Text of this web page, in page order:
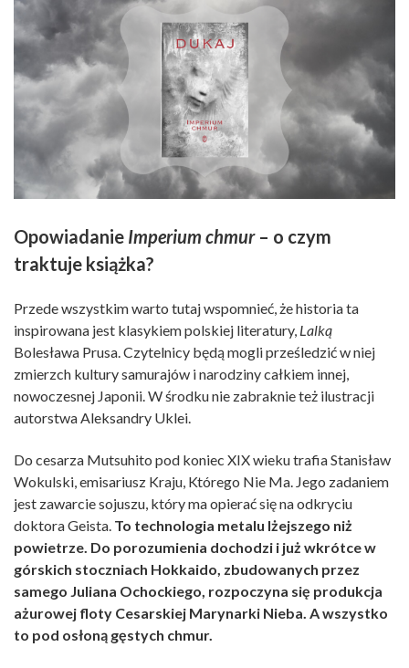
Opowiadanie Imperium chmur– o czym
traktuje książka?
Przede wszystkim warto tutaj wspomnieć, że historia ta
inspirowana jest klasykiem polskiej literatury, Lalką
Bolesława Prusa. Czytelnicy będą mogli prześledzić w niej
zmierzch kultury samurajów i narodziny całkiem innej,
nowoczesnej Japonii. W środku nie zabraknie też ilustracji
autorstwa Aleksandry Uklei.
Do cesarza Mutsuhito pod koniec XIX wieku trafia Stanisław
Wokulski, emisariusz Kraju, Którego Nie Ma. Jego zadaniem
jest zawarcie sojuszu, który ma opierać się na odkryciu
doktora Geista. To technologia metalu lżejszego niż
powietrze. Do porozumienia dochodzi i już wkrótce w
górskich stoczniach Hokkaido, zbudowanych przez
samego Juliana Ochockiego, rozpoczyna się produkcja
ażurowej floty Cesarskiej Marynarki Nieba. A wszystko
to pod osłoną gęstych chmur.